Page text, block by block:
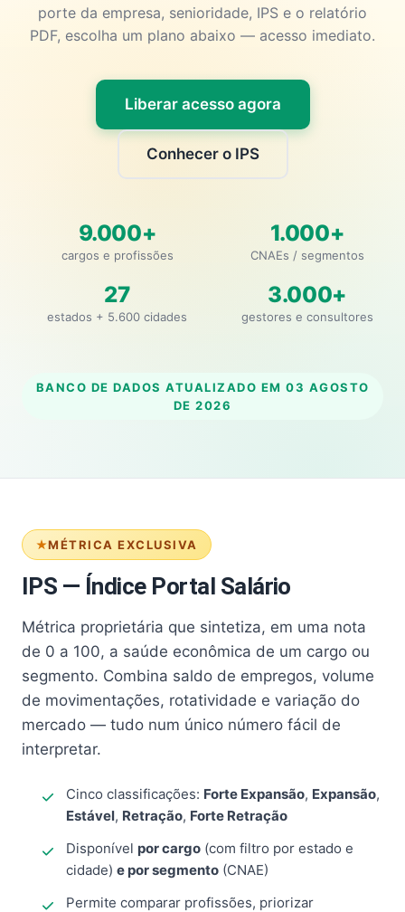
porte da empresa, senioridade, IPS e o relatório
PDF, escolha um plano abaixo — acesso imediato.
Liberar acesso agora
Conhecer o IPS
9.000+
cargos e profissões
1.000+
CNAEs / segmentos
27
estados + 5.600 cidades
3.000+
gestores e consultores
BANCO DE DADOS ATUALIZADO EM 03 AGOSTO
DE 2026
MÉTRICA EXCLUSIVA
IPS — Índice Portal Salário
Métrica proprietária que sintetiza, em uma nota
de 0 a 100, a saúde econômica de um cargo ou
segmento. Combina saldo de empregos, volume
de movimentações, rotatividade e variação do
mercado — tudo num único número fácil de
interpretar.
Cinco classificações: Forte Expansão, Expansão,
Estável, Retração, Forte Retração
Disponível por cargo (com filtro por estado e
cidade) e por segmento (CNAE)
Permite comparar profissões, priorizar